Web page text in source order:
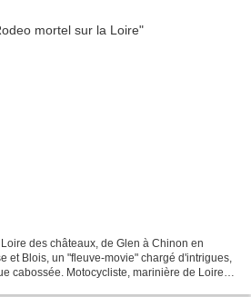
des châteaux, de Glen à Chinon en
et Blois, un "fleuve-movie" chargé d'intrigues,
cabossée. Motocycliste, marinière de Loire,